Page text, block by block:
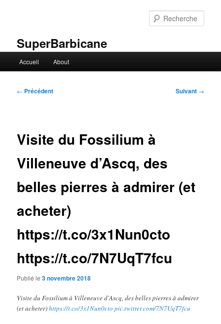
SuperBarbicane
principal
Accueil About
Navigation
← Précédent Suivant →
Visite du Fossilium à
Villeneuve d’Ascq, des
belles pierres à admirer (et
acheter)
https://t.co/3x1Nun0cto
https://t.co/7N7UqT7fcu
Publié le3 novembre 2018
Visite du Fossilium à Villeneuve d'Ascq, des belles pierres à admirer
(et acheter)https://t.co/3x1Nun0cto pic.twitter.com/7N7UqT7fcu